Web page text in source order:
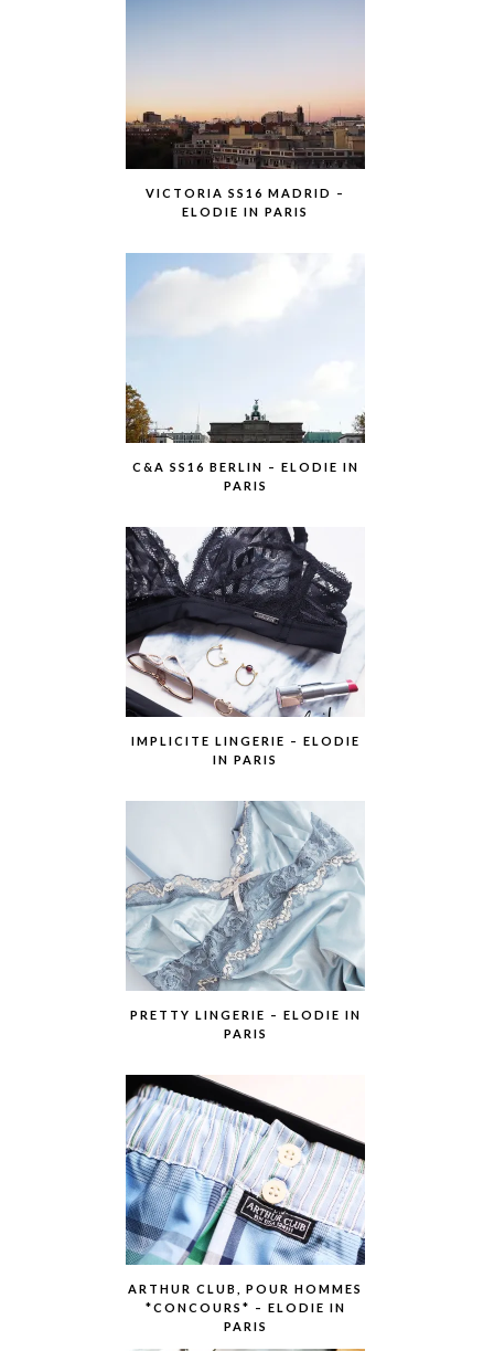
VICTORIA SS16 MADRID –
ELODIE IN PARIS
C&A SS16 BERLIN – ELODIE IN
PARIS
IMPLICITE LINGERIE – ELODIE
IN PARIS
PRETTY LINGERIE – ELODIE IN
PARIS
ARTHUR CLUB, POUR HOMMES
*CONCOURS* – ELODIE IN
PARIS